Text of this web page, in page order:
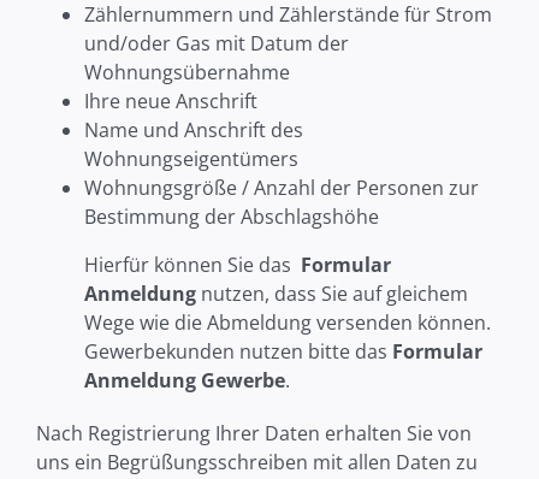
Zählernummern und Zählerstände für Strom
und/oder Gas mit Datum der
Wohnungsübernahme
Ihre neue Anschrift
Name und Anschrift des
Wohnungseigentümers
Wohnungsgröße / Anzahl der Personen zur
Bestimmung der Abschlagshöhe
Hierfür können Sie das Formular
Anmeldungnutzen, dass Sie auf gleichem
Wege wie die Abmeldung versenden können.
Gewerbekunden nutzen bitte das Formular
Anmeldung Gewerbe.
Nach Registrierung Ihrer Daten erhalten Sie von
uns ein Begrüßungsschreiben mit allen Daten zu